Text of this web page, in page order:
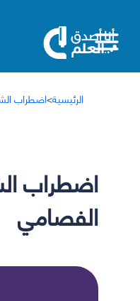
الرئيسية>اضطراب
اضطراب
الفصامي